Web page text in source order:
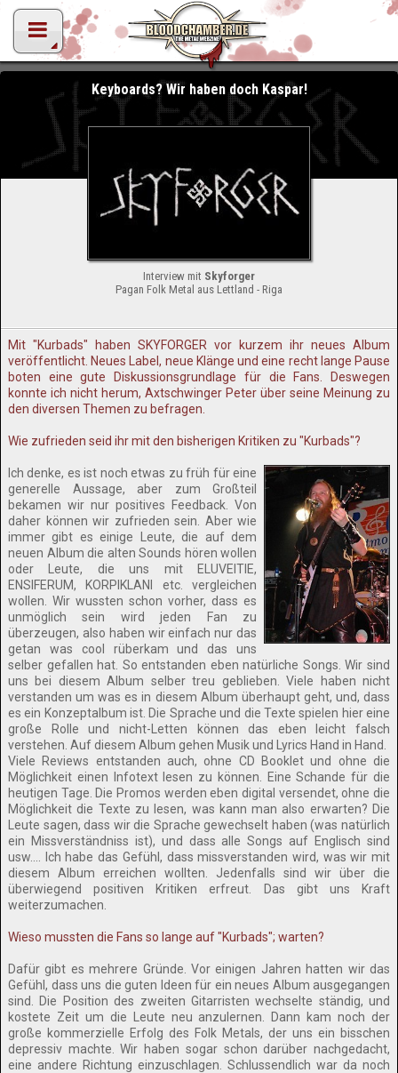
Keyboards? Wir haben doch Kaspar!
Interview mit Skyforger
Pagan Folk Metal aus Lettland - Riga
Mit "Kurbads" haben SKYFORGER vor kurzem ihr neues Album
veröffentlicht. Neues Label, neue Klänge und eine recht lange Pause
boten eine gute Diskussionsgrundlage für die Fans. Deswegen
konnte ich nicht herum, Axtschwinger Peter über seine Meinung zu
den diversen Themen zu befragen.
Wie zufrieden seid ihr mit den bisherigen Kritiken zu "Kurbads"?
Ich denke, es ist noch etwas zu früh für eine
generelle Aussage, aber zum Großteil
bekamen wir nur positives Feedback. Von
daher können wir zufrieden sein. Aber wie
immer gibt es einige Leute, die auf dem
neuen Album die alten Sounds hören wollen
oder Leute, die uns mit ELUVEITIE,
ENSIFERUM, KORPIKLANI etc. vergleichen
wollen. Wir wussten schon vorher, dass es
unmöglich sein wird jeden Fan zu
überzeugen, also haben wir einfach nur das
getan was cool rüberkam und das uns
selber gefallen hat. So entstanden eben natürliche Songs. Wir sind
uns bei diesem Album selber treu geblieben. Viele haben nicht
verstanden um was es in diesem Album überhaupt geht, und, dass
es ein Konzeptalbum ist. Die Sprache und die Texte spielen hier eine
große Rolle und nicht-Letten können das eben leicht falsch
verstehen. Auf diesem Album gehen Musik und Lyrics Hand in Hand.
Viele Reviews entstanden auch, ohne CD Booklet und ohne die
Möglichkeit einen Infotext lesen zu können. Eine Schande für die
heutigen Tage. Die Promos werden eben digital versendet, ohne die
Möglichkeit die Texte zu lesen, was kann man also erwarten? Die
Leute sagen, dass wir die Sprache gewechselt haben (was natürlich
ein Missverständniss ist), und dass alle Songs auf Englisch sind
usw.... Ich habe das Gefühl, dass missverstanden wird, was wir mit
diesem Album erreichen wollten. Jedenfalls sind wir über die
überwiegend positiven Kritiken erfreut. Das gibt uns Kraft
weiterzumachen.
Wieso mussten die Fans so lange auf "Kurbads"; warten?
Dafür gibt es mehrere Gründe. Vor einigen Jahren hatten wir das
Gefühl, dass uns die guten Ideen für ein neues Album ausgegangen
sind. Die Position des zweiten Gitarristen wechselte ständig, und
kostete Zeit um die Leute neu anzulernen. Dann kam noch der
große kommerzielle Erfolg des Folk Metals, der uns ein bisschen
depressiv machte. Wir haben sogar schon darüber nachgedacht,
eine andere Richtung einzuschlagen. Schlussendlich war da noch